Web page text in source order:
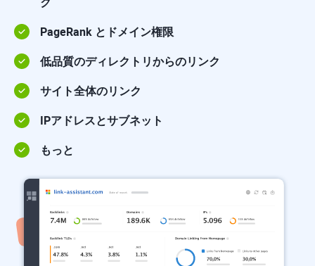
PageRank とドメイン権限
低品質のディレクトリからのリンク
サイト全体のリンク
IPアドレスとサブネット
もっと